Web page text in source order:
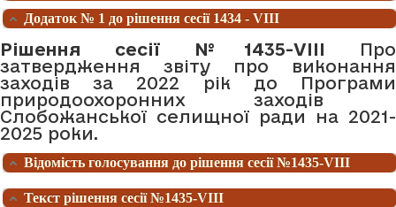
Додаток № 1 до рішення сесії 1434 - VIII
Рішення сесії №1435-VIII Про
затвердження звіту про виконання
заходів за 2022 рік до Програми
природоохоронних заходів
Слобожанської селищної ради на 2021-
2025 роки.
Відомість голосування до рішення сесії №1435-VIII
Текст рішення сесії №1435-VIII